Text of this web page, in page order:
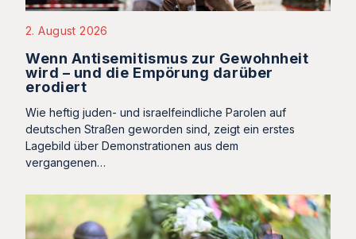
2. August 2026
Wenn Antisemitismus zur Gewohnheit
wird – und die Empörung darüber
erodiert
Wie heftig juden- und israelfeindliche Parolen auf
deutschen Straßen geworden sind, zeigt ein erstes
Lagebild über Demonstrationen aus dem
vergangenen…